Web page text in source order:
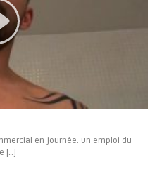
en journée. Un emploi du
[…]